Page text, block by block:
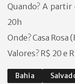
Quando? A
20h
Onde? Casa
Valores? R$ 20 e
Bahia